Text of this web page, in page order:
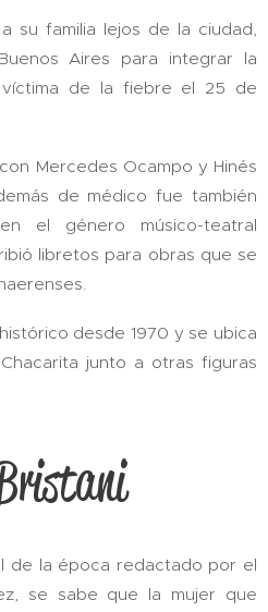
su familia lejos de la ciudad,
Aires para integrar la
víctima de la fiebre el 25 de
Mercedes Ocampo y Hinés
de médico fue también
el género músico-teatral
libretos para obras que se
desde 1970 y se ubica
junto a otras figuras
de la época redactado por el
se sabe que la mujer que